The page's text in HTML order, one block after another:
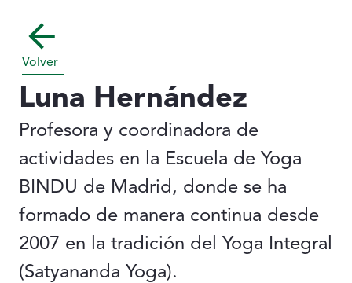
Contenido principal
Volver
Luna Hernández
Profesora y coordinadora de
actividades en la Escuela de Yoga
BINDU de Madrid, donde se ha
formado de manera continua desde
2007 en la tradición del Yoga Integral
(Satyananda Yoga).